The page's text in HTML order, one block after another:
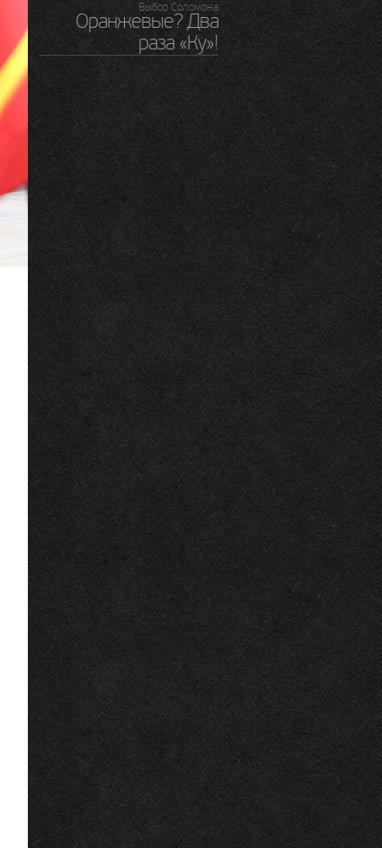
Выбор Соломона
Оранжевые? Два
раза «Ку»!